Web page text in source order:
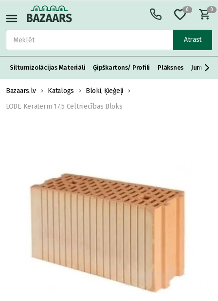
Atrast
0 0
Siltumizolācijas Materiāli Ģipškartons/ Profili Plāksnes Jumta
Bazaars.lv Katalogs
Bloki, Ķieģeļi
LODE Keraterm 17,5 Celtniecības Bloks